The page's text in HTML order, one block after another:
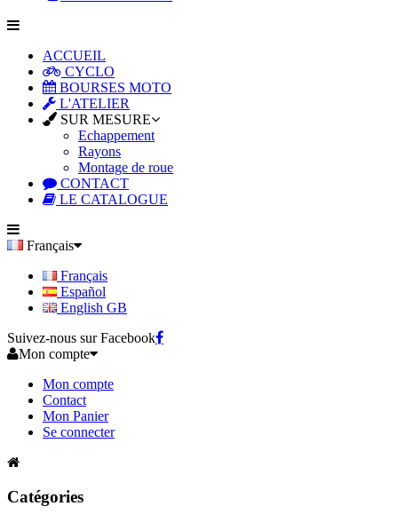
ACCUEIL
CYCLO
BOURSES MOTO
L'ATELIER
SUR MESURE
Echappement
Rayons
Montage de roue
CONTACT
LE CATALOGUE
Français
Français
Español
English GB
Suivez-nous sur Facebook
Mon compte
Mon compte
Contact
Mon Panier
Se connecter
Catégories